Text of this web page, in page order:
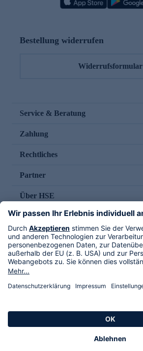
Bestellung widerrufen
Widerrufsformular
Service & Beratung
Zahlung
Rechtliches
Partner
Über HSE
Im TV
HSE International